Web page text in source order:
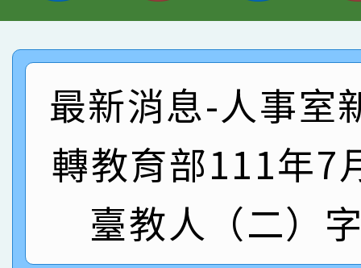
臺灣台語-第二名
市賽榮獲科學小創客佳
創客第三名。
賀！本校參加桃園市中
賽 洪綺君教師榮獲社
名
賀！本校阿巴斯O蜜、
倩參加桃園市科展 國
名 指導老師王老師、
賀！本校四年二班張O
園市英語競賽國小朗讀
指導老師林老師
賀！本校參加桃園市中
賽 劉文瑛教師榮獲教
臺灣台語-第二名
賀！本校參與2026世
市賽榮獲科學小創客佳
最新消息-人事室
轉教育部111年7
臺教人（二）